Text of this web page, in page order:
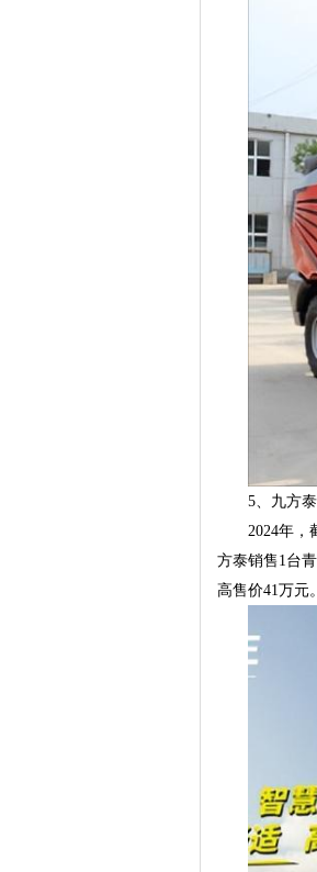
5、九方
2024年，
方泰销售1台
高售价41万元。